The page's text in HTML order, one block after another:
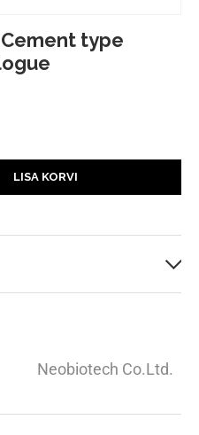
type
LISA KORVI
Neobiotech Co.Ltd.